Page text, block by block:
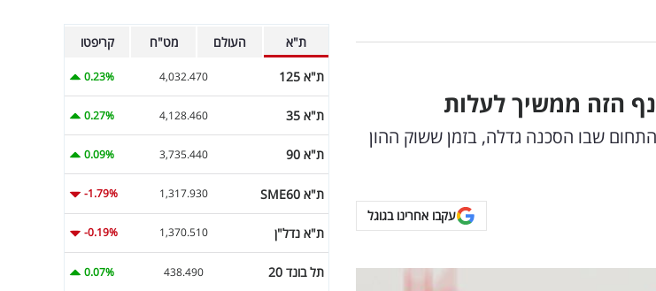
הזה ממשיך לעלות
שבו הסכנה גדלה, בזמן ששוק ההון
עקבו אחרינו בגוגל
ת"א העולם מט"ח קריפטו
ת"א 125 4,032.470
0.23%
ת"א 35 4,128.460
0.27%
ת"א 90 3,735.440
0.09%
ת"א SME60 1,317.930
-1.79%
ת"א נדל"ן 1,370.510
-0.19%
תל בונד 20 438.490
0.07%